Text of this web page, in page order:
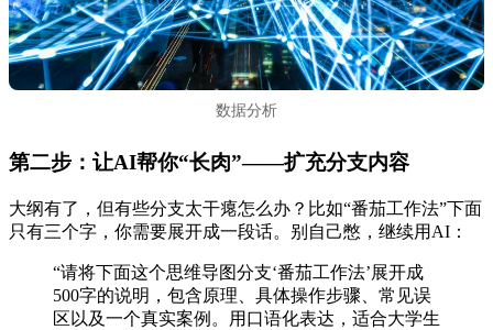
数据分析
第二步：让AI帮你“长肉”——扩充分支内容
大纲有了，但有些分支太干瘪怎么办？比如“番茄工作法”下面
只有三个字，你需要展开成一段话。别自己憋，继续用AI：
“请将下面这个思维导图分支‘番茄工作法’展开成
500字的说明，包含原理、具体操作步骤、常见误
区以及一个真实案例。用口语化表达，适合大学生